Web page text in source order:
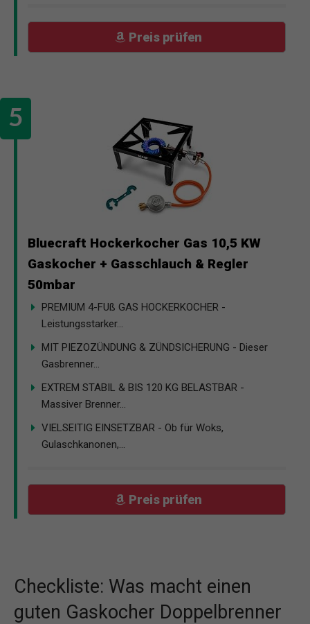
Preis prüfen
Bluecraft Hockerkocher Gas 10,5 KW
Gaskocher + Gasschlauch & Regler
50mbar
PREMIUM 4-FUß GAS HOCKERKOCHER -
Leistungsstarker...
MIT PIEZOZÜNDUNG & ZÜNDSICHERUNG - Dieser
Gasbrenner...
EXTREM STABIL & BIS 120 KG BELASTBAR -
Massiver Brenner...
VIELSEITIG EINSETZBAR - Ob für Woks,
Gulaschkanonen,...
Preis prüfen
Checkliste: Was macht einen
guten Gaskocher Doppelbrenner